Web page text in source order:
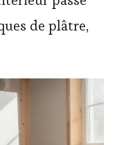
de plâtre,